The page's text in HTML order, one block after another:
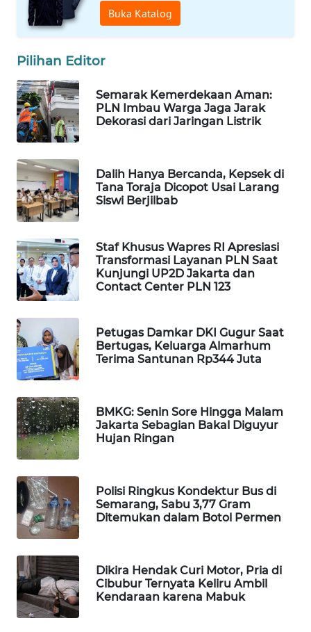
Buka Katalog
Pilihan Editor
Semarak Kemerdekaan Aman:
PLN Imbau Warga Jaga Jarak
Dekorasi dari Jaringan Listrik
Dalih Hanya Bercanda, Kepsek di
Tana Toraja Dicopot Usai Larang
Siswi Berjilbab
Staf Khusus Wapres RI Apresiasi
Transformasi Layanan PLN Saat
Kunjungi UP2D Jakarta dan
Contact Center PLN 123
Petugas Damkar DKI Gugur Saat
Bertugas, Keluarga Almarhum
Terima Santunan Rp344 Juta
BMKG: Senin Sore Hingga Malam
Jakarta Sebagian Bakal Diguyur
Hujan Ringan
Polisi Ringkus Kondektur Bus di
Semarang, Sabu 3,77 Gram
Ditemukan dalam Botol Permen
Dikira Hendak Curi Motor, Pria di
Cibubur Ternyata Keliru Ambil
Kendaraan karena Mabuk
WAHANA
INFRASTRUKTUR
WAHANA
WAHANA
LISTRIK
WAHANA
TRAVEL
WAHANA
WAHANANEWS
ID
WAHANANEWS
CO ID
WAHANANEWS
NET
WAHANA
SPORT
UMKM
WAHANA
SELEB
WAHANA
PERSONA